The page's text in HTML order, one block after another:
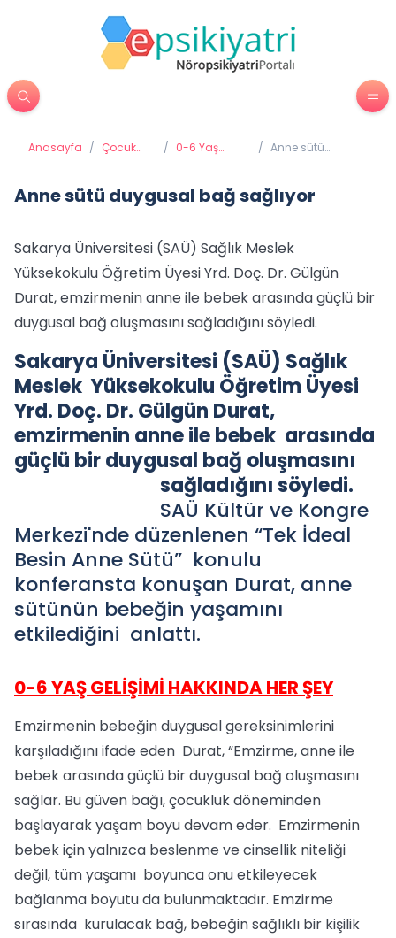
Anasayfa / Çocuk
/ 0-6 Yaş
/ Anne sütü
Anne sütü duygusal bağ sağlıyor
Sakarya Üniversitesi (SAÜ) Sağlık Meslek
Yüksekokulu Öğretim Üyesi Yrd. Doç. Dr. Gülgün
Durat, emzirmenin anne ile bebek arasında güçlü bir
duygusal bağ oluşmasını sağladığını söyledi.
Sakarya Üniversitesi (SAÜ) Sağlık
Meslek Yüksekokulu Öğretim Üyesi
Yrd. Doç. Dr. Gülgün Durat,
emzirmenin anne ile bebek arasında
güçlü bir duygusal bağ oluşmasını
sağladığını söyledi.
SAÜ Kültür ve Kongre
Merkezi'nde düzenlenen “Tek İdeal
Besin Anne Sütü” konulu
konferansta konuşan Durat, anne
sütünün bebeğin yaşamını
etkilediğini anlattı.
0-6 YAŞ GELİŞİMİ HAKKINDA HER ŞEY
Emzirmenin bebeğin duygusal gereksinimlerini
karşıladığını ifade eden Durat, “Emzirme, anne ile
bebek arasında güçlü bir duygusal bağ oluşmasını
sağlar. Bu güven bağı, çocukluk döneminden
başlayarak yaşam boyu devam eder. Emzirmenin
bebek için yalnızca beslenme ve cinsellik niteliği
değil, tüm yaşamı boyunca onu etkileyecek
bağlanma boyutu da bulunmaktadır. Emzirme
sırasında kurulacak bağ, bebeğin sağlıklı bir kişilik